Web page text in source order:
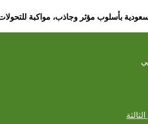
بأسلوب مؤثر وجاذب، مواكبة